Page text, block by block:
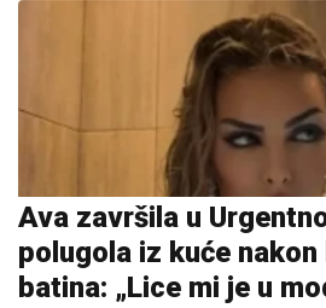
Ava završila u
polugola iz kuće
batina: „Lice mi je u